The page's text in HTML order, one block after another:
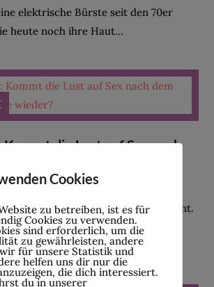
elektrische Bürste seit den 70er
heute noch ihre Haut...
die Lust auf Sex nach
der Pille wieder?
dass Sex zu einer Beziehung
Spaß daran hatte ich damals nicht.
damaligen Partner sehr geliebt
kein Verlangen...
Cookies
zu betreiben, ist es für
Cookies zu verwenden.
sind erforderlich, um die
zu gewährleisten, andere
für unsere Statistik und
helfen uns dir nur die
die dich interessiert.
du in unserer